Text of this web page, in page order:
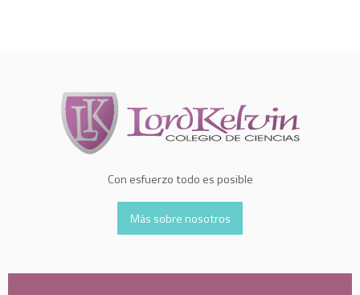
Con esfuerzo todo es posible
Más sobre nosotros